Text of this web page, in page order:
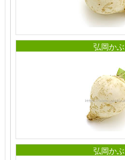
弘岡かぶ
弘岡かぶ